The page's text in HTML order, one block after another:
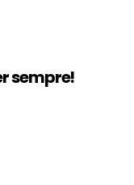
sempre!